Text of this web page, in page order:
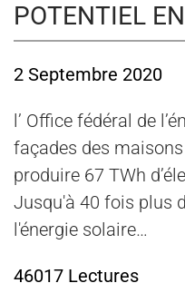
POTENTIEL
2 Septembre 2020
l’ Office fédéral de
façades des
produire 67 TWh
Jusqu'à 40 fois plus
l'énergie solaire…
46017 Lectures